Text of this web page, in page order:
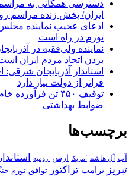
دسترسی همگانی به
ایران/ پخش زنده مراسم
ادعای عجیب نماینده
تورم در راه است
نماینده ولی‌فقیه در
بردن اتحاد مردم ایران
استاندار آذربایجان
فراتر از دولت نیاز دارد
توقیف ۴۵۰ تن
ضوابط بهداشتی
برچسب‌ها
آب آل هاشم آمریکا ارس ارومیه استاندار
تبریز ترامپ تراکتور توافق تورم